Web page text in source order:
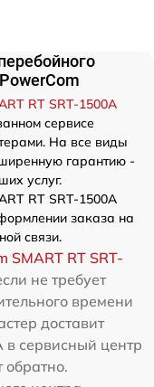
RT SRT-1500A
сервисе
На все виды
гарантию -
услуг.
RT SRT-1500A
заказа на
связи.
SMART RT SRT-
не требует
времени
доставит
в сервисный центр
обратно.